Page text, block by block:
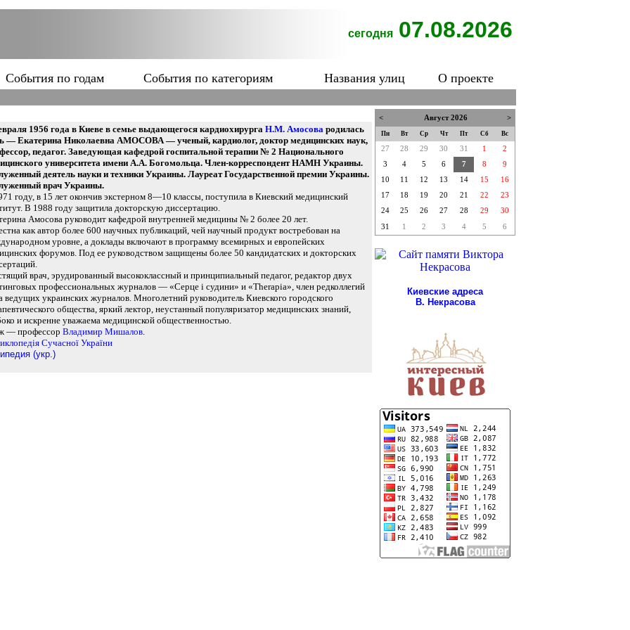
сегодня 07.08.2026
События по годам События по категориям Названия улиц
О проекте
1956 года в Киеве в семье выдающегося кардиохирурга Н.М. Амосова родилась
— Екатерина Николаевна АМОСОВА — ученый, кардиолог, доктор медицинских наук,
педагог. Заведующая кафедрой госпитальной терапии № 2 Национального
университета имени А.А. Богомольца. Член-корреспондент НАМН Украины.
деятель науки и техники Украины. Лауреат Государственной премии Украины.
врач Украины.
году, в 15 лет окончив экстерном 8—10 классы, поступила в Киевский медицинский
В 1988 году защитила докторскую диссертацию.
Амосова руководит кафедрой внутренней медицины № 2 более 20 лет.
как автор более 600 научных публикаций, чей научный продукт востребован на
уровне, а доклады включают в программу всемирных и европейских
форумов. Под ее руководством защищены более 50 кандидатских и докторских
врач, эрудированный высококлассный и принципиальный педагог, редактор двух
профессиональных журналов — «Серце і судини» и «Therapia», член редколлегий
ведущих украинских журналов. Многолетний руководитель Киевского городского
общества, яркий лектор, неустанный популяризатор медицинских знаний,
и искренне уважаема медицинской общественностью.
— профессор Владимир Мишалов.
Сучасної України
(укр.)
< Август 2026 >
Пн Вт Ср Чт Пт Сб Вс
27 28 29 30 31 1
2
3
4 5 6 7 8
9
10
11 12 13 14 15
16
17
18 19 20 21 22
23
24
25 26 27 28 29 30
31 1 2 3 4 5 6
Киевские адреса
В. Некрасова